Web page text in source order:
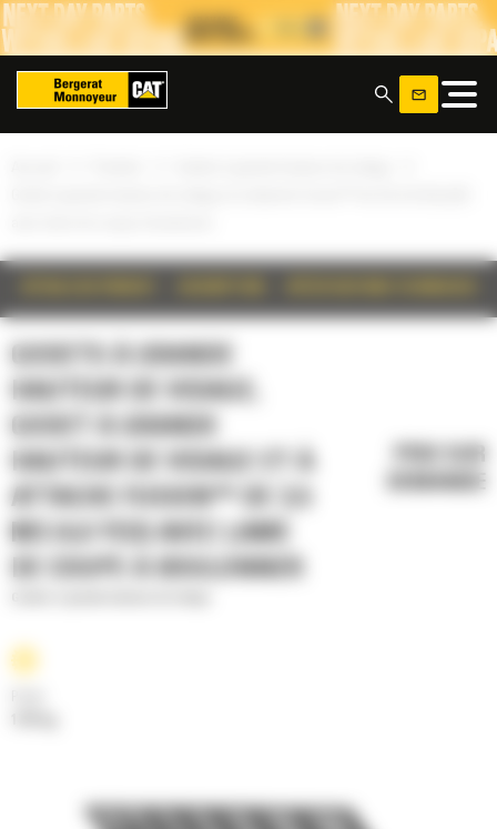
GODETS À GRANDE
GODET À GRANDE
ATTACHE FUSION™ DE 3,5
M3 (4,6 YD3) AVEC LAME
DE COUPE À BOULONNER
Panneau de gestion des cookies